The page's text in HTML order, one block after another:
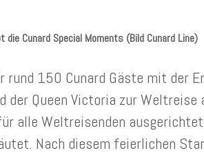
die Cunard Special Moments (Bild Cunard Line)
rund 150 Cunard Gäste mit der
der Queen Victoria zur
alle Weltreisenden
Nach diesem feierlichen